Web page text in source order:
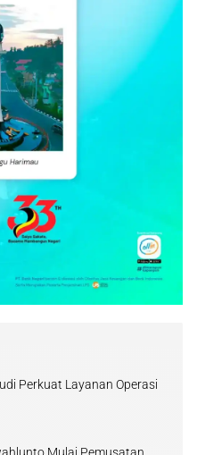
Perkuat Layanan Operasi